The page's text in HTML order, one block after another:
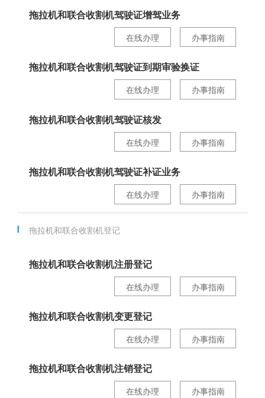
拖拉机和联合收割机驾驶证增驾业务
办事指南
在线办理
拖拉机和联合收割机驾驶证到期审验换证
办事指南
在线办理
拖拉机和联合收割机驾驶证核发
办事指南
在线办理
拖拉机和联合收割机驾驶证补证业务
办事指南
在线办理
拖拉机和联合收割机登记
拖拉机和联合收割机注册登记
办事指南
在线办理
拖拉机和联合收割机变更登记
办事指南
在线办理
拖拉机和联合收割机注销登记
办事指南
在线办理